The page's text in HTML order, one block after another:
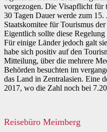
vorgezogen. Die Visapflicht für
30 Tagen Dauer werde zum 15.
Staatskomitee für Tourismus
Eigentlich sollte diese
Für einige Länder jedoch galt
habe sich positiv auf den
Mitteilung, über die mehrere
Behörden besuchten im
das Land in Zentralasien. Eine
2017, wo die Zahl noch bei
Reisebüro Meimberg